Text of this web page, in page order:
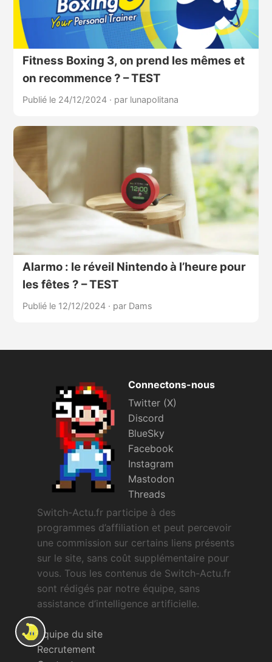
Fitness Boxing 3, on prend les mêmes et
on recommence ? – TEST
Publié le 24/12/2024 · par lunapolitana
Alarmo : le réveil Nintendo à l’heure pour
les fêtes ? – TEST
Publié le 12/12/2024 · par Dams
Connectons-nous
Twitter (X)
Discord
BlueSky
Facebook
Instagram
Mastodon
Threads
Switch-Actu.fr participe à des
programmes d’affiliation et peut percevoir
une commission sur certains liens présents
sur le site, sans coût supplémentaire pour
vous. Tous les contenus de Switch-Actu.fr
sont rédigés par notre équipe, sans
assistance d’intelligence artificielle.
Équipe du site
Recrutement